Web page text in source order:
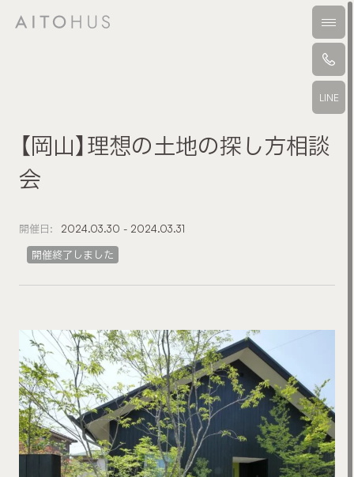
メ
LINE
【岡山】理想の土地の探し方相談
会
開催日: 2024.03.30 - 2024.03.31
開催終了しました